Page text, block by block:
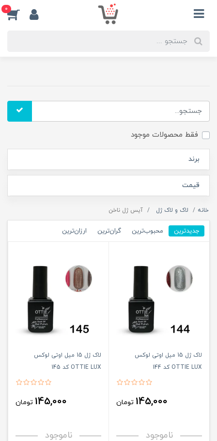
0
فقط محصولات موجود
برند
قیمت
خانه لاک و لاک ژل آیس ژل ناخن
جدیدترین محبوب‌ترین گران‌ترین ارزان‌ترین
لاک ژل 15 میل اوتی لوکس
OTTIE LUX کد 144
145,000 تومان
ناموجود
لاک ژل 15 میل اوتی لوکس
OTTIE LUX کد 145
145,000 تومان
ناموجود